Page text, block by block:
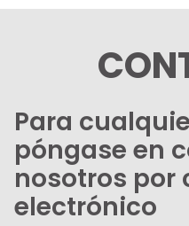
Para
póngase en
nosotros por
electrónico